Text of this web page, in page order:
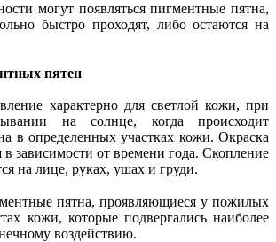
могут появляться пигментные пятна,
быстро проходят, либо остаются на
пятен
характерно для светлой кожи, при
на солнце, когда происходит
в определенных участках кожи. Окраска
в зависимости от времени года. Скопление
на лице, руках, ушах и груди.
пятна, проявляющиеся у пожилых
кожи, которые подвергались наиболее
воздействию.